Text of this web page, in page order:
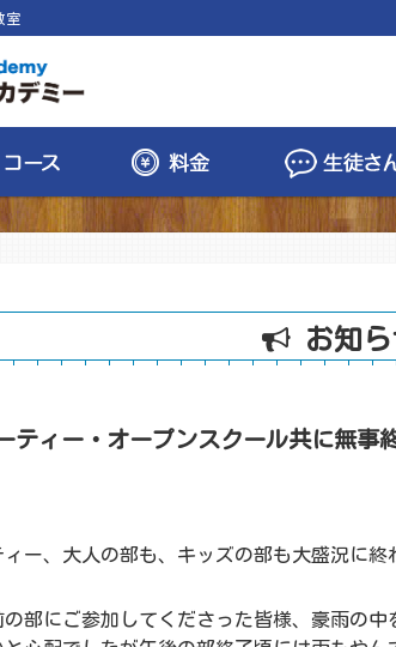
室
お知
ティー・オープンスクール共に無事
ー、大人の部も、キッズの部も大盛況に終
部にご参加してくださった皆様、豪雨の